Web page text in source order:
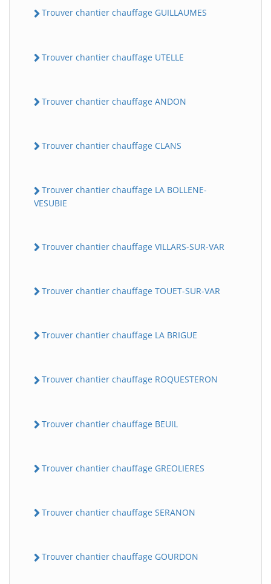
Trouver chantier chauffage GUILLAUMES
Trouver chantier chauffage UTELLE
Trouver chantier chauffage ANDON
Trouver chantier chauffage CLANS
Trouver chantier chauffage LA BOLLENE-
VESUBIE
Trouver chantier chauffage VILLARS-SUR-VAR
Trouver chantier chauffage TOUET-SUR-VAR
Trouver chantier chauffage LA BRIGUE
Trouver chantier chauffage ROQUESTERON
Trouver chantier chauffage BEUIL
Trouver chantier chauffage GREOLIERES
Trouver chantier chauffage SERANON
Trouver chantier chauffage GOURDON